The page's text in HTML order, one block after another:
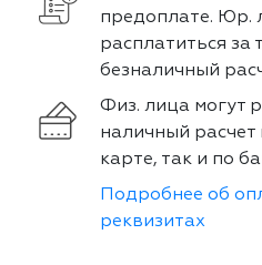
предоплате. Юр.
расплатиться за
безналичный
Физ. лица могут
наличный расчет
карте, так и по
Подробнее об
реквизитах